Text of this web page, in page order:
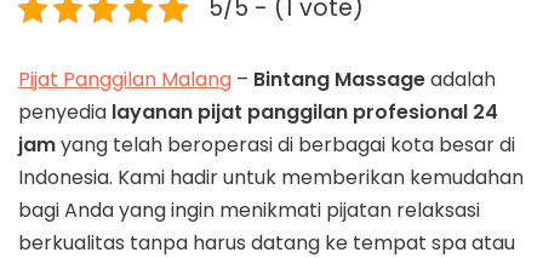
5/5 - (1 vote)
Pijat Panggilan Malang – Bintang Massageadalah
penyedia layanan pijat panggilan profesional 24
jamyang telah beroperasi di berbagai kota besar di
Indonesia. Kami hadir untuk memberikan kemudahan
bagi Anda yang ingin menikmati pijatan relaksasi
berkualitas tanpa harus datang ke tempat spa atau